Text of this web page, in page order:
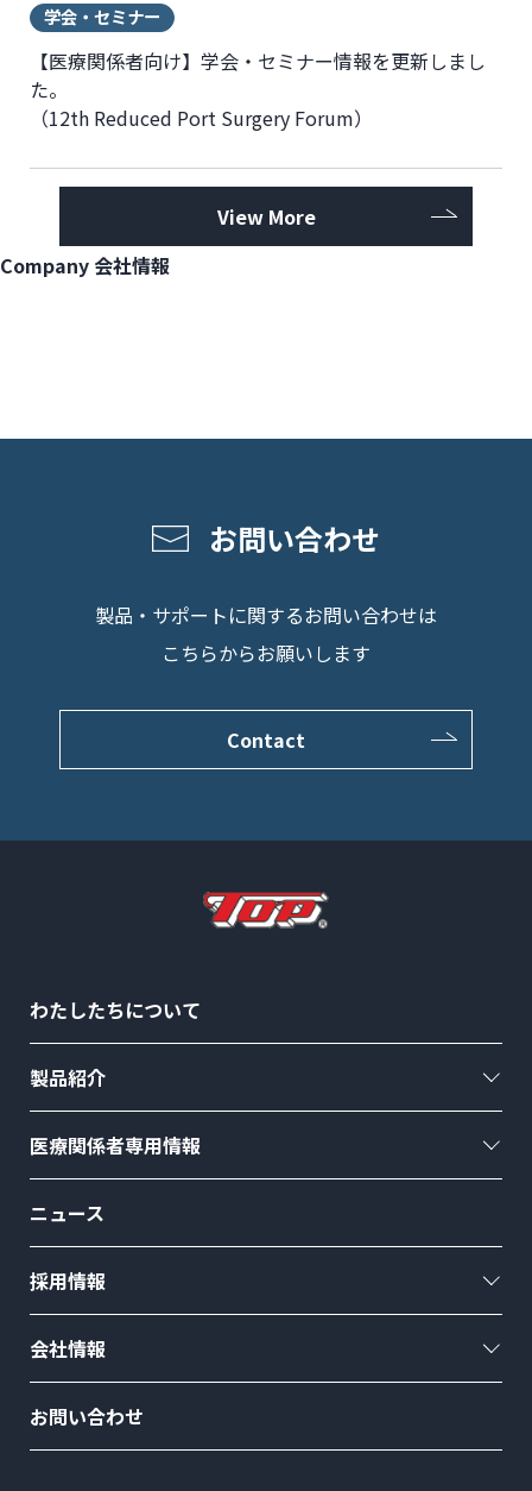
学会・セミナー
【医療関係者向け】学会・セミナー情報を更新しまし
た。
（12th Reduced Port Surgery Forum）
View More
Company 会社情報
お問い合わせ
製品・サポートに関するお問い合わせは
こちらからお願いします
Contact
わたしたちについて
製品紹介
医療関係者専用情報
ニュース
採用情報
会社情報
お問い合わせ